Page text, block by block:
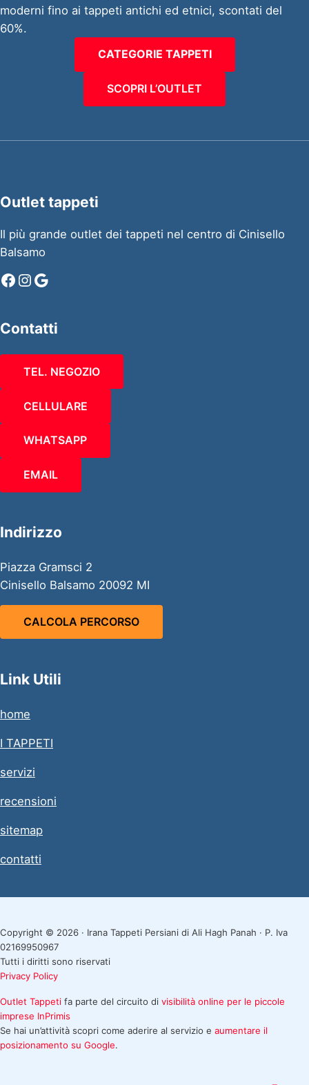
moderni fino ai tappeti antichi ed etnici, scontati del
60%.
CATEGORIE TAPPETI
SCOPRI L’OUTLET
Outlet tappeti
Il più grande outlet dei tappeti nel centro di Cinisello
Balsamo
Facebook
Instagram
Google
Contatti
TEL. NEGOZIO
CELLULARE
WHATSAPP
EMAIL
Indirizzo
Piazza Gramsci 2
Cinisello Balsamo 20092 MI
CALCOLA PERCORSO
Link Utili
home
I TAPPETI
servizi
recensioni
sitemap
contatti
Copyright © 2026 · Irana Tappeti Persiani di Ali Hagh Panah · P. Iva
02169950967
Tutti i diritti sono riservati
Privacy Policy
Outlet Tappeti fa parte del circuito divisibilità online per le piccole
imprese InPrimis
Se hai un’attività scopri come aderire al servizio eaumentare il
posizionamento su Google.